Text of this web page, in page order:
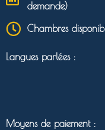
demande)
Chambres
Langues parlées :
Moyens de paiement :